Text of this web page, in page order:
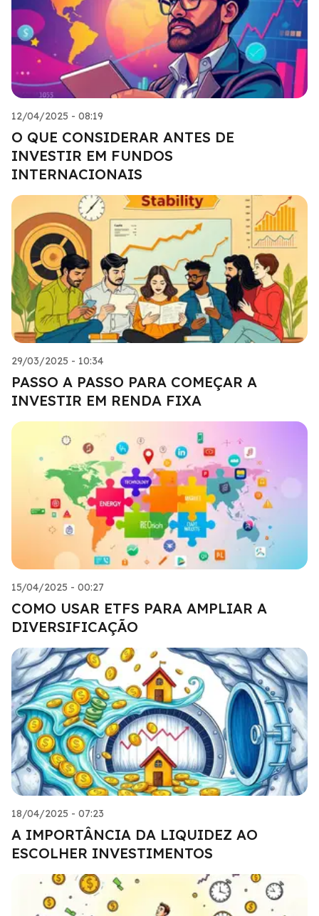
12/04/2025 - 08:19
O QUE CONSIDERAR ANTES DE
INVESTIR EM FUNDOS
INTERNACIONAIS
29/03/2025 - 10:34
PASSO A PASSO PARA COMEÇAR A
INVESTIR EM RENDA FIXA
15/04/2025 - 00:27
COMO USAR ETFS PARA AMPLIAR A
DIVERSIFICAÇÃO
18/04/2025 - 07:23
A IMPORTÂNCIA DA LIQUIDEZ AO
ESCOLHER INVESTIMENTOS